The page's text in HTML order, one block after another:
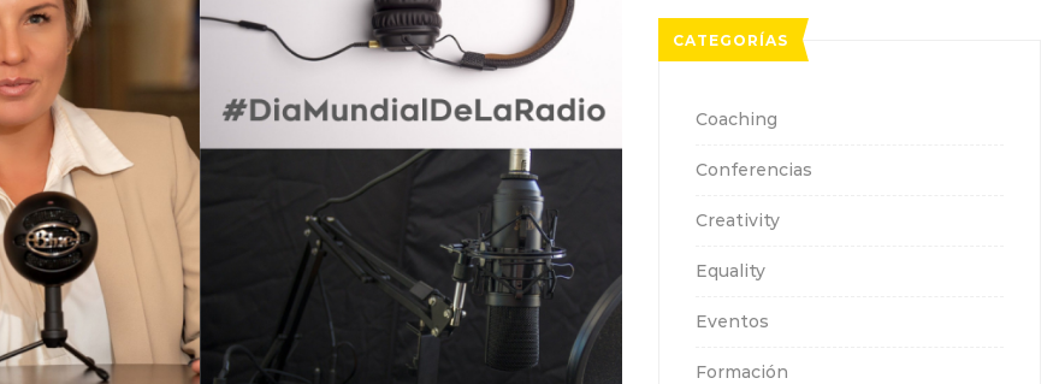
CATEGORÍAS
Coaching
Conferencias
Creativity
Equality
Eventos
Formación